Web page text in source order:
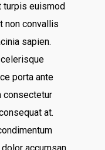
turpis euismod
non convallis
sapien.
porta ante
consectetur
at.